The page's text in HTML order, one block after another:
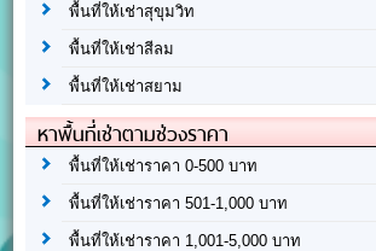
พื้นที่ให้เช่าสุขุมวิท
พื้นที่ให้เช่าสีลม
พื้นที่ให้เช่าสยาม
หาพื้นที่เช่าตามช่วงราคา
พื้นที่ให้เช่าราคา 0-500 บาท
พื้นที่ให้เช่าราคา 501-1,000 บาท
พื้นที่ให้เช่าราคา 1,001-5,000 บาท